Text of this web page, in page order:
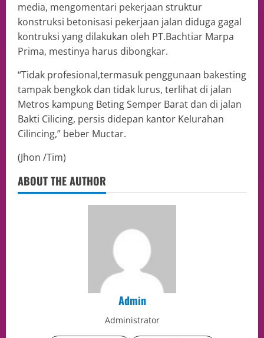
media, mengomentari pekerjaan struktur
konstruksi betonisasi pekerjaan jalan diduga gagal
kontruksi yang dilakukan oleh PT.Bachtiar Marpa
Prima, mestinya harus dibongkar.
“Tidak profesional,termasuk penggunaan bakesting
tampak bengkok dan tidak lurus, terlihat di jalan
Metros kampung Beting Semper Barat dan di jalan
Bakti Cilicing, persis didepan kantor Kelurahan
Cilincing,” beber Muctar.
(Jhon /Tim)
ABOUT THE AUTHOR
Admin
Administrator